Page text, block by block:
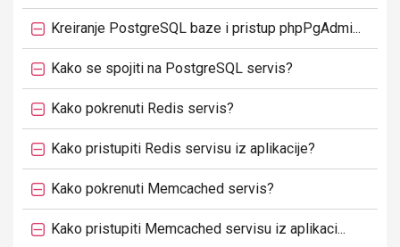
Kreiranje PostgreSQL baze i pristup phpPgAdmi...
Kako se spojiti na PostgreSQL servis?
Kako pokrenuti Redis servis?
Kako pristupiti Redis servisu iz aplikacije?
Kako pokrenuti Memcached servis?
Kako pristupiti Memcached servisu iz aplikaci...